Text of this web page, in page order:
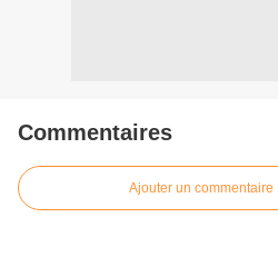
Commentaires
Ajouter un commentaire